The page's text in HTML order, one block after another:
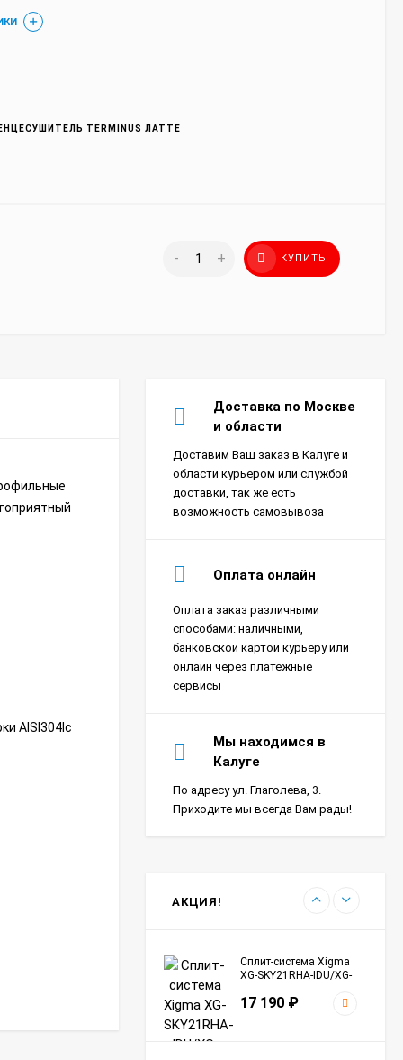
TERMINUS ЛАТТЕ
- + КУПИТЬ
AISI304lс
Доставка по Москве
и области
Доставим Ваш заказ в Калуге и
области курьером или службой
доставки, так же есть
возможность самовывоза
Оплата онлайн
Оплата заказ различными
способами: наличными,
банковской картой курьеру или
онлайн через платежные
сервисы
Мы находимся в
Калуге
По адресу ул. Глаголева, 3.
Приходите мы всегда Вам рады!
АКЦИЯ!
Сплит-система Xigma
SKY27RHA-ODU Sky
18 390₽
Сплит-система Ultima
Comfort SIR-I07PN-
IN/SIR-I07PN-OUT Sirius
Сплит-система Xigma
XG-SKY21RHA-IDU/XG-
17 190 ₽